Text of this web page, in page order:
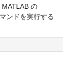
の
ンドを実行する